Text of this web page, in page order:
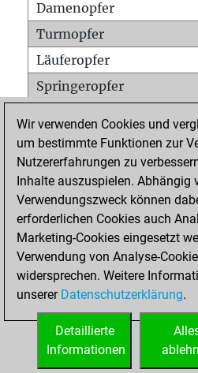
Damenopfer
Turmopfer
Läuferopfer
Springeropfer
Matt auf vollem Brett
Bauer setzt Matt
Erstickte Matts
Unterverwandlungen
Türme auf der siebten
STARTSEITE
Wir verwenden Cookies und
um bestimmte Funktionen zur
Nutzererfahrungen zu
Inhalte auszuspielen. Abhängig
Verwendungszweck können
erforderlichen Cookies auch
Marketing-Cookies eingesetzt
Verwendung von Analyse-
widersprechen. Weitere
unserer Datenschutzerklärung.
Detaillierte
Informationen